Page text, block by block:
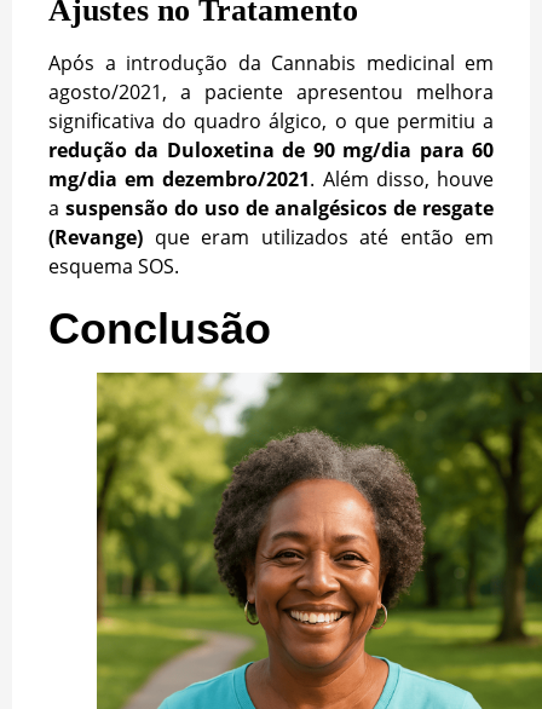
Ajustes no Tratamento
Após a introdução da Cannabis medicinal em
agosto/2021, a paciente apresentou melhora
significativa do quadro álgico, o que permitiu a
redução da Duloxetina de 90 mg/dia para 60
mg/dia em dezembro/2021. Além disso, houve
a suspensão do uso de analgésicos de resgate
(Revange) que eram utilizados até então em
esquema SOS.
Conclusão